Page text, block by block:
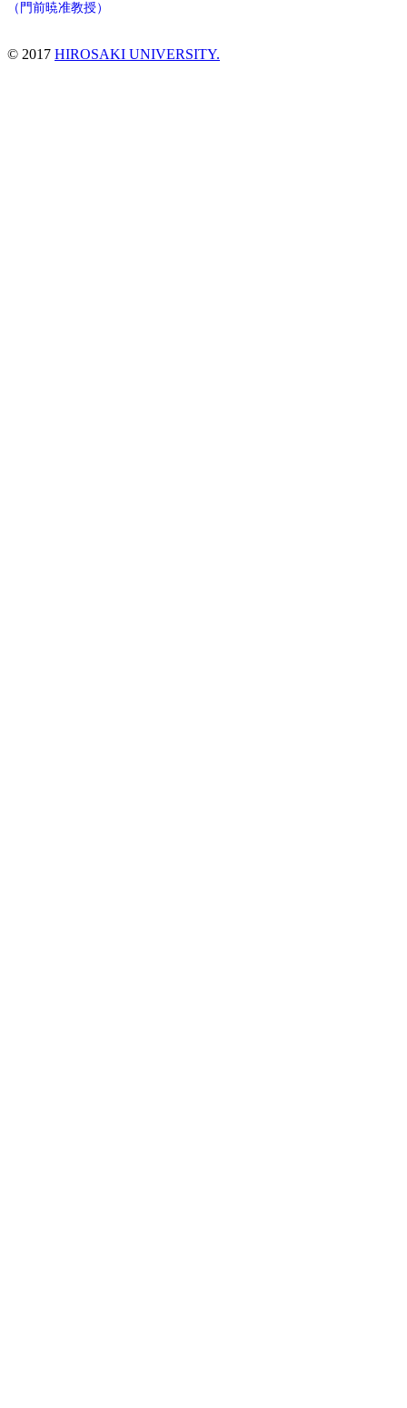
（門前暁准教授）
© 2017 HIROSAKI UNIVERSITY.